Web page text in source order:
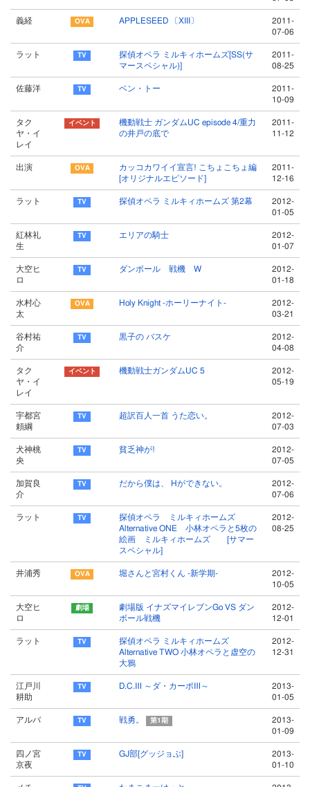
義経 APPLESEED 〔XIII〕
2011-
07-06
ラット
探偵オペラ ミルキィホームズ[SS(サ
マースペシャル)]
2011-
08-25
佐藤洋 ベン・トー
2011-
10-09
タク
ヤ・イ
レイ
機動戦士 ガンダムUC episode 4/重力
の井戸の底で
2011-
11-12
出演
カッコカワイイ宣言! こちょこちょ編
[オリジナルエピソード]
2011-
12-16
ラット 探偵オペラ ミルキィホームズ 第2幕
2012-
01-05
紅林礼
生
エリアの騎士
2012-
01-07
大空ヒ
ロ
ダンボール 戦機 W
2012-
01-18
水村心
太
Holy Knight -ホーリーナイト-
2012-
03-21
谷村祐
介
黒子の バスケ
2012-
04-08
タク
ヤ・イ
レイ
機動戦士ガンダムUC 5
2012-
05-19
宇都宮
頼綱
超訳百人一首 うた恋い。
2012-
07-03
犬神桃
央
貧乏神が!
2012-
07-05
加賀良
介
だから僕は、 Hができない。
2012-
07-06
ラット
探偵オペラ ミルキィホームズ
Alternative ONE 小林オペラと5枚の
絵画 ミルキィホームズ [サマー
スペシャル]
2012-
08-25
井浦秀 堀さんと宮村くん -新学期-
2012-
10-05
大空ヒ
ロ
劇場版 イナズマイレブンGo VS ダン
ボール戦機
2012-
12-01
ラット
探偵オペラ ミルキィホームズ
Alternative TWO 小林オペラと虚空の
大鴉
2012-
12-31
江戸川
耕助
D.C.Ⅲ ～ダ・カーポⅢ～
2013-
01-05
アルバ 戦勇。 第1期
2013-
01-09
四ノ宮
京夜
GJ部[グッジョぶ]
2013-
01-10